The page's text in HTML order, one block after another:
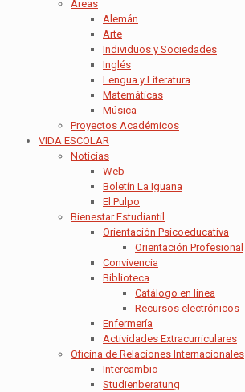
Áreas
Alemán
Arte
Individuos y Sociedades
Inglés
Lengua y Literatura
Matemáticas
Música
Proyectos Académicos
VIDA ESCOLAR
Noticias
Web
Boletín La Iguana
El Pulpo
Bienestar Estudiantil
Orientación Psicoeducativa
Orientación Profesional
Convivencia
Biblioteca
Catálogo en línea
Recursos electrónicos
Enfermería
Actividades Extracurriculares
Oficina de Relaciones Internacionales
Intercambio
Studienberatung